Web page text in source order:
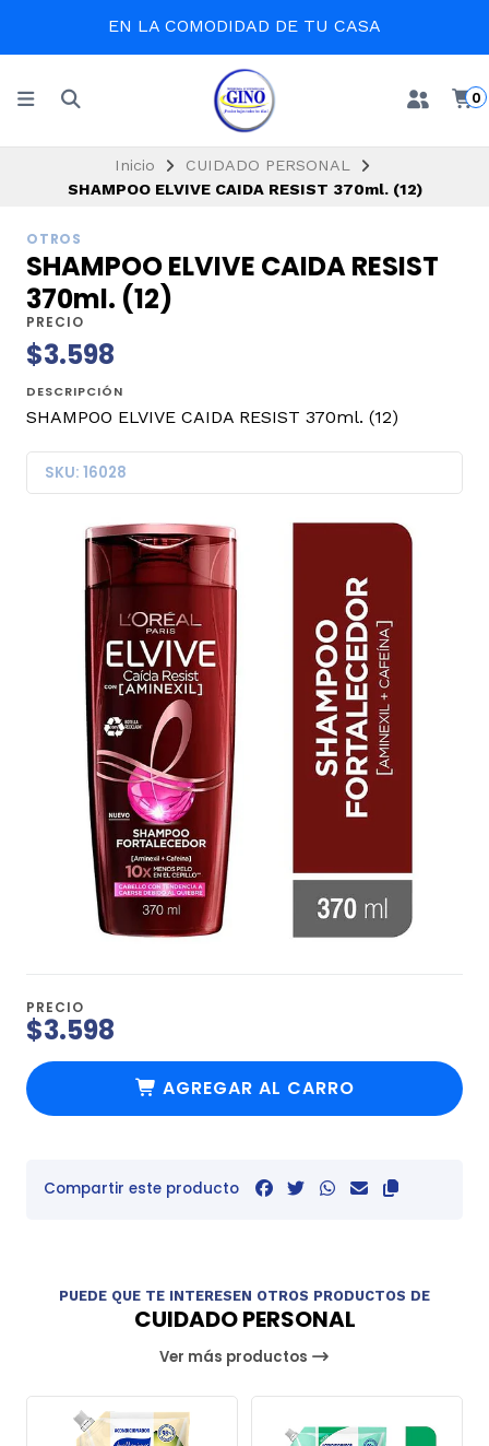
EN LA COMODIDAD DE TU CASA
0
Inicio
CUIDADO PERSONAL
SHAMPOO ELVIVE CAIDA RESIST 370ml. (12)
OTROS
SHAMPOO ELVIVE CAIDA RESIST
370ml. (12)
PRECIO
$3.598
DESCRIPCIÓN
SHAMPOO ELVIVE CAIDA RESIST 370ml. (12)
SKU: 16028
PRECIO
$3.598
AGREGAR AL CARRO
Compartir este producto
PUEDE QUE TE INTERESEN OTROS PRODUCTOS DE
CUIDADO PERSONAL
Ver más productos